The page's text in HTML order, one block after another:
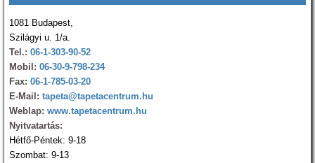
1081 Budapest,
Szilágyi u. 1/a.
Tel.: 06-1-303-90-52
Mobil: 06-30-9-798-234
Fax: 06-1-785-03-20
E-Mail: tapeta@tapetacentrum.hu
Weblap: www.tapetacentrum.hu
Nyitvatartás:
Hétfő-Péntek: 9-18
Szombat: 9-13